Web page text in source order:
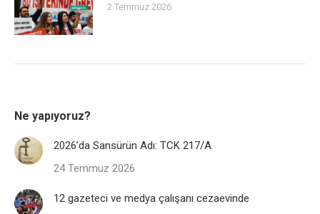
2 Temmuz 2026
Ne yapıyoruz?
2026’da Sansürün Adı: TCK 217/A
24 Temmuz 2026
12 gazeteci ve medya çalışanı cezaevinde